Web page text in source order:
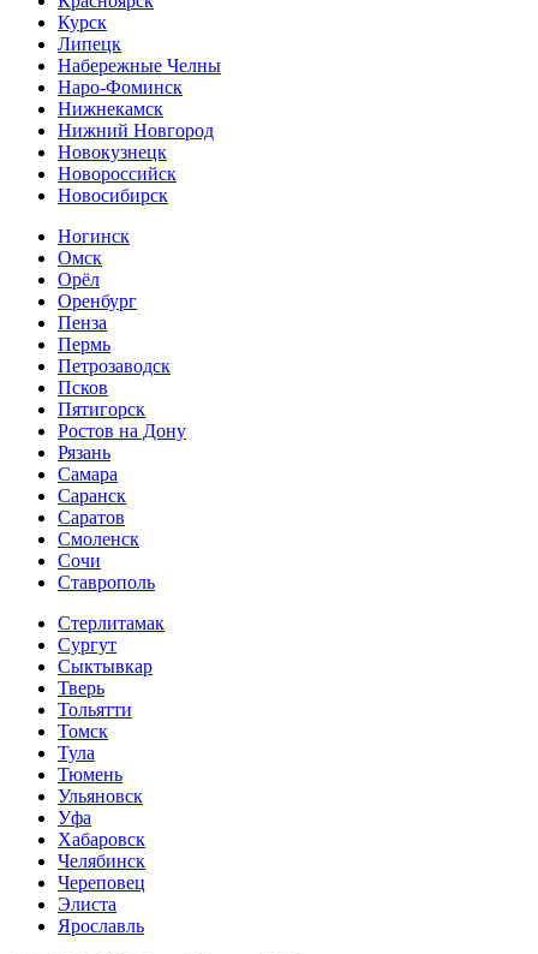
Курск
Липецк
Набережные Челны
Наро-Фоминск
Нижнекамск
Нижний Новгород
Новокузнецк
Новороссийск
Новосибирск
Ногинск
Омск
Орёл
Оренбург
Пенза
Пермь
Петрозаводск
Псков
Пятигорск
Ростов на Дону
Рязань
Самара
Саранск
Саратов
Смоленск
Сочи
Ставрополь
Стерлитамак
Сургут
Сыктывкар
Тверь
Тольятти
Томск
Тула
Тюмень
Ульяновск
Уфа
Хабаровск
Челябинск
Череповец
Элиста
Ярославль